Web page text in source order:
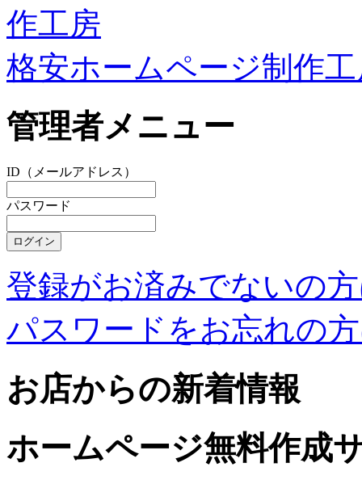
格安ホームページ制作
管理者メニュー
ID（メールアドレス）
パスワード
登録がお済みでないの
パスワードをお忘れの
お店からの新着情報
ホームページ無料作成